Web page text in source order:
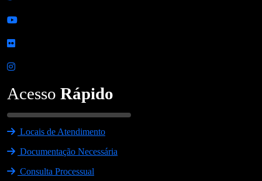
Acesso Rápido
Locais de Atendimento
Documentação Necessária
Consulta Processual